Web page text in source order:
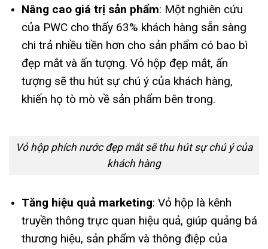
Nâng cao giá trị sản phẩm: Một nghiên cứu
của PWC cho thấy 63% khách hàng sẵn sàng
chi trả nhiều tiền hơn cho sản phẩm có bao bì
đẹp mắt và ấn tượng. Vỏ hộp đẹp mắt, ấn
tượng sẽ thu hút sự chú ý của khách hàng,
khiến họ tò mò về sản phẩm bên trong.
Vỏ hộp phích nước đẹp mắt sẽ thu hút sự chú ý của
khách hàng
Tăng hiệu quả marketing: Vỏ hộp là kênh
truyền thông trực quan hiệu quả, giúp quảng bá
thương hiệu, sản phẩm và thông điệp của